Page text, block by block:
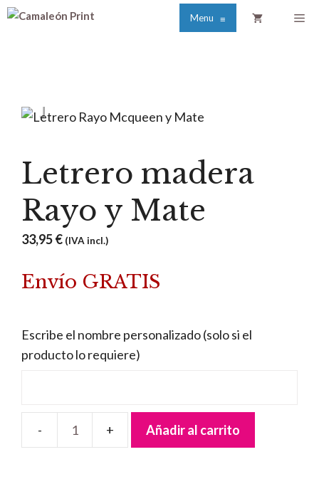
Saltar
Menu ≡
Letrero madera
Rayo y Mate
33,95€ (IVA incl.)
Envío GRATIS
Escribe el nombre personalizado (solo si el
producto lo requiere)
Añadir al carrito